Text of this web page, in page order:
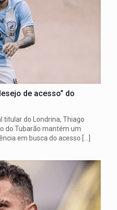
de acesso” do
titular do Londrina, Thiago
do Tubarão mantém um
em busca do acesso